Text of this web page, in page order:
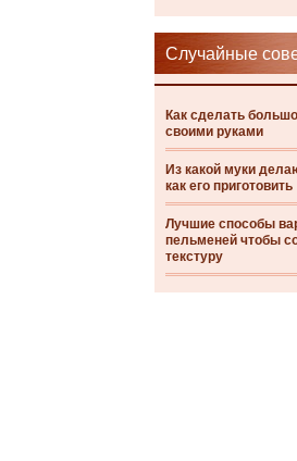
Случайные
Как сделать
своими руками
Из какой муки
как его приготовить
Лучшие способы
пельменей чтобы
текстуру